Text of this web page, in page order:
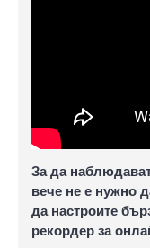
За да
вече не е нужно
да настроите
рекордер за